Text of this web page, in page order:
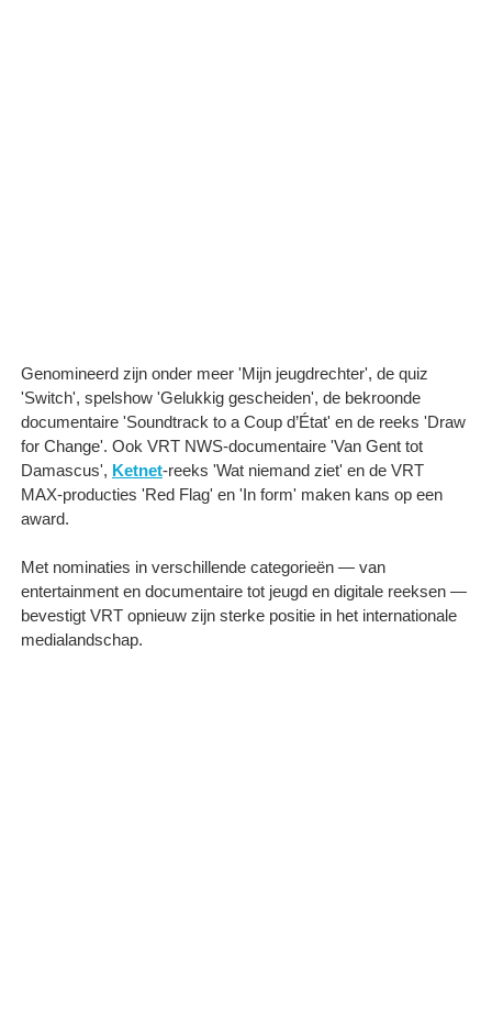
Genomineerd zijn onder meer 'Mijn jeugdrechter', de quiz
'Switch', spelshow 'Gelukkig gescheiden', de bekroonde
documentaire 'Soundtrack to a Coup d’État' en de reeks 'Draw
for Change'. Ook VRT NWS-documentaire 'Van Gent tot
Damascus', Ketnet-reeks 'Wat niemand ziet' en de VRT
MAX-producties 'Red Flag' en 'In form' maken kans op een
award.
Met nominaties in verschillende categorieën — van
entertainment en documentaire tot jeugd en digitale reeksen —
bevestigt VRT opnieuw zijn sterke positie in het internationale
medialandschap.